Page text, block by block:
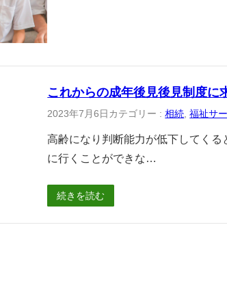
これからの成年後見後見制度に
2023年7月6日 カテゴリー :相続 , 福祉サ
高齢になり判断能力が低下してく
に行くことができな…
続きを読む